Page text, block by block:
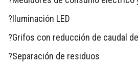
?Iluminación LED
?Grifos con reducción de caudal
?Separación de residuos